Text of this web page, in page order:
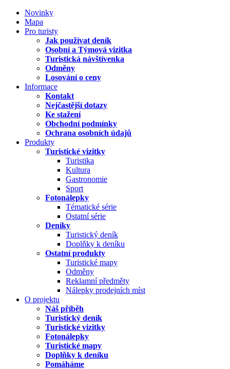
Novinky
Mapa
Pro turisty
Jak používat deník
Osobní a Týmová vizitka
Turistická návštívenka
Odměny
Losování o ceny
Informace
Kontakt
Nejčastější dotazy
Ke stažení
Obchodní podmínky
Ochrana osobních údajů
Produkty
Turistické vizitky
Turistika
Kultura
Gastronomie
Sport
Fotonálepky
Tématické série
Ostatní série
Deníky
Turistický deník
Doplňky k deníku
Ostatní produkty
Turistické mapy
Odměny
Reklamní předměty
Nálepky prodejních míst
O projektu
Náš příběh
Turistický deník
Turistické vizitky
Fotonálepky
Turistické mapy
Doplňky k deníku
Pomáháme